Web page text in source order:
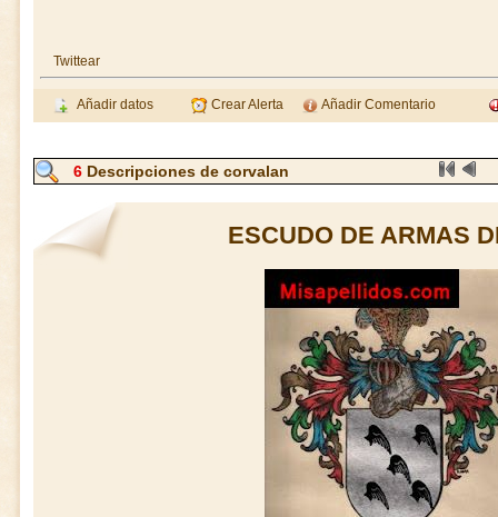
Twittear
Añadir datos Crear Alerta Añadir Comentario
6Descripciones de corvalan
ESCUDO DE ARMAS